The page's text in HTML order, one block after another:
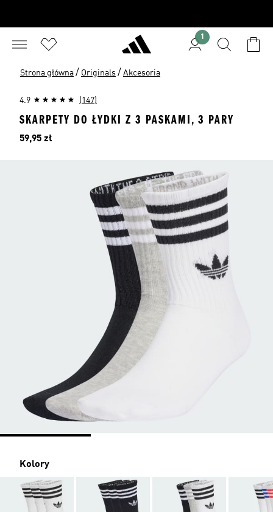
1
Strona główna / Originals / Akcesoria
4.9 (147)
SKARPETY DO ŁYDKI Z 3 PASKAMI, 3 PARY
Cena
59,95 zł
Kolory